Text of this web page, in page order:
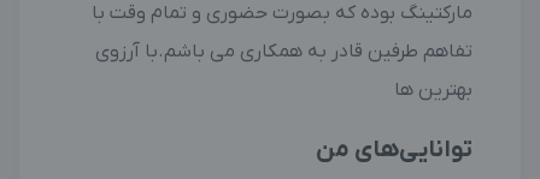
مارکتینگ بوده که بصورت حضوری و تمام وقت با
تفاهم طرفین قادر به همکاری می باشم.با آرزوی
بهترین ها
توانایی‌های من